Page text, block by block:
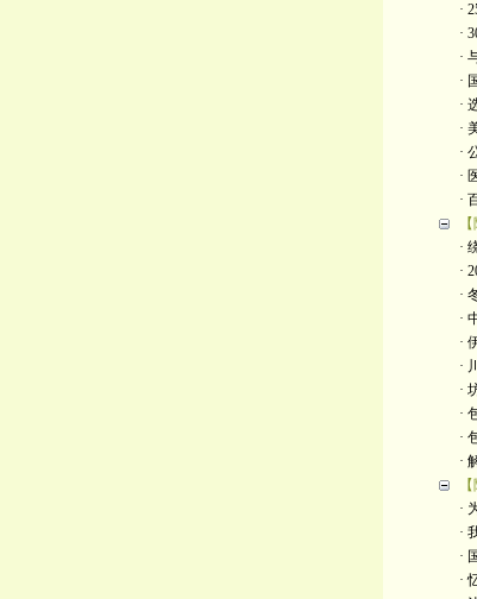
·
·
·
·
·
·
·
·
·
·
·
·
·
·
·
·
·
·
·
·
·
·
·